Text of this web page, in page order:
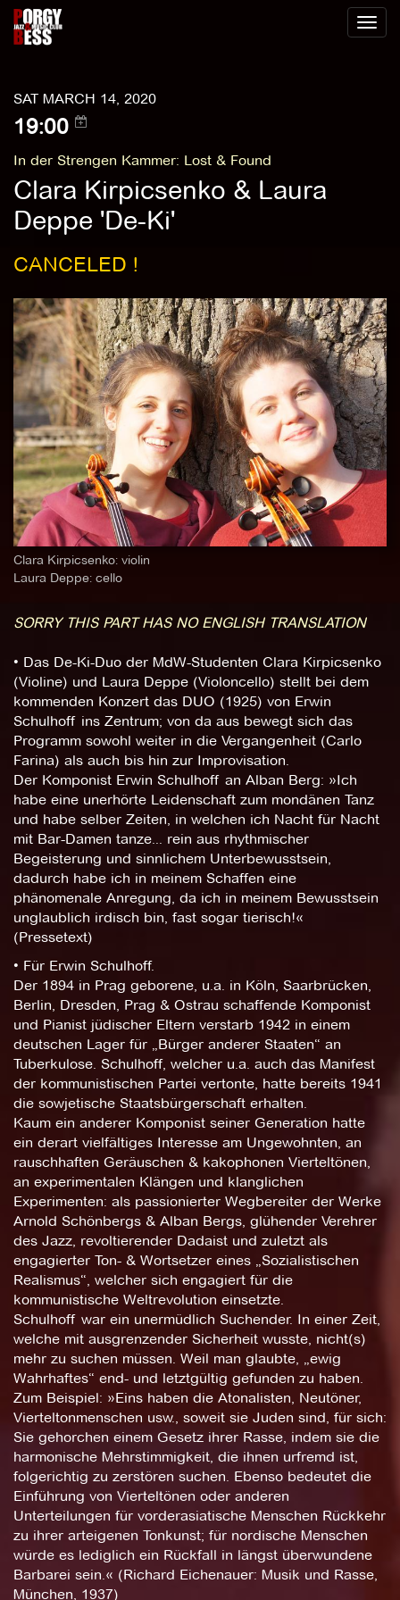
Toggle
SAT MARCH 14, 2020
19:00
In der Strengen Kammer: Lost & Found
Clara Kirpicsenko & Laura
Deppe 'De-Ki'
CANCELED !
Clara Kirpicsenko: violin
Laura Deppe: cello
SORRY THIS PART HAS NO ENGLISH TRANSLATION
• Das De-Ki-Duo der MdW-Studenten Clara Kirpicsenko
(Violine) und Laura Deppe (Violoncello) stellt bei dem
kommenden Konzert das DUO (1925) von Erwin
Schulhoff ins Zentrum; von da aus bewegt sich das
Programm sowohl weiter in die Vergangenheit (Carlo
Farina) als auch bis hin zur Improvisation.
Der Komponist Erwin Schulhoff an Alban Berg: »Ich
habe eine unerhörte Leidenschaft zum mondänen Tanz
und habe selber Zeiten, in welchen ich Nacht für Nacht
mit Bar-Damen tanze... rein aus rhythmischer
Begeisterung und sinnlichem Unterbewusstsein,
dadurch habe ich in meinem Schaffen eine
phänomenale Anregung, da ich in meinem Bewusstsein
unglaublich irdisch bin, fast sogar tierisch!«
(Pressetext)
• Für Erwin Schulhoff.
Der 1894 in Prag geborene, u.a. in Köln, Saarbrücken,
Berlin, Dresden, Prag & Ostrau schaffende Komponist
und Pianist jüdischer Eltern verstarb 1942 in einem
deutschen Lager für „Bürger anderer Staaten“ an
Tuberkulose. Schulhoff, welcher u.a. auch das Manifest
der kommunistischen Partei vertonte, hatte bereits 1941
die sowjetische Staatsbürgerschaft erhalten.
Kaum ein anderer Komponist seiner Generation hatte
ein derart vielfältiges Interesse am Ungewohnten, an
rauschhaften Geräuschen & kakophonen Vierteltönen,
an experimentalen Klängen und klanglichen
Experimenten: als passionierter Wegbereiter der Werke
Arnold Schönbergs & Alban Bergs, glühender Verehrer
des Jazz, revoltierender Dadaist und zuletzt als
engagierter Ton- & Wortsetzer eines „Sozialistischen
Realismus“, welcher sich engagiert für die
kommunistische Weltrevolution einsetzte.
Schulhoff war ein unermüdlich Suchender. In einer Zeit,
welche mit ausgrenzender Sicherheit wusste, nicht(s)
mehr zu suchen müssen. Weil man glaubte, „ewig
Wahrhaftes“ end- und letztgültig gefunden zu haben.
Zum Beispiel: »Eins haben die Atonalisten, Neutöner,
Vierteltonmenschen usw., soweit sie Juden sind, für sich:
Sie gehorchen einem Gesetz ihrer Rasse, indem sie die
harmonische Mehrstimmigkeit, die ihnen urfremd ist,
folgerichtig zu zerstören suchen. Ebenso bedeutet die
Einführung von Vierteltönen oder anderen
Unterteilungen für vorderasiatische Menschen Rückkehr
zu ihrer arteigenen Tonkunst; für nordische Menschen
würde es lediglich ein Rückfall in längst überwundene
Barbarei sein.« (Richard Eichenauer: Musik und Rasse,
München, 1937)